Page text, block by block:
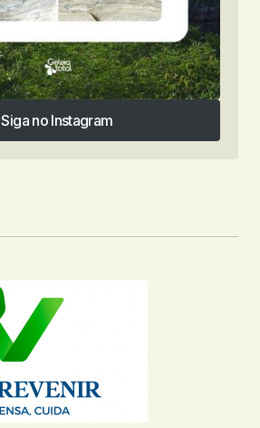
Siga no Instagram
Siga no Instagram